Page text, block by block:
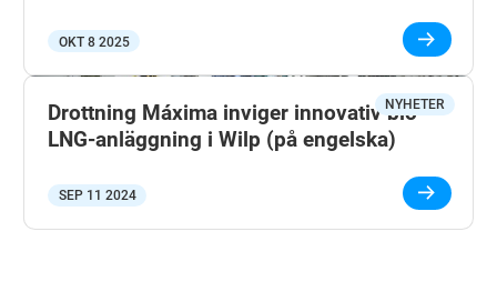
OKT 8 2025
NYHETER
Drottning Máxima inviger innovativ bio-
LNG-anläggning i Wilp (på engelska)
SEP 11 2024